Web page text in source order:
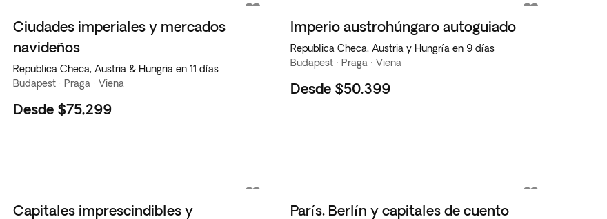
Ciudades imperiales y mercados
navideños
Republica Checa, Austria & Hungria en 11 días
Budapest · Praga · Viena
Desde $75,299
Imperio austrohúngaro autoguiado
Republica Checa, Austria y Hungría en 9 días
Budapest · Praga · Viena
Desde $50,399
Capitales imprescindibles y
París, Berlín y capitales de cuento